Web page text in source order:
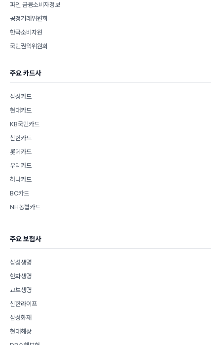
파인 금융소비자정보
공정거래위원회
한국소비자원
국민권익위원회
주요 카드사
삼성카드
현대카드
KB국민카드
신한카드
롯데카드
우리카드
하나카드
BC카드
NH농협카드
주요 보험사
삼성생명
한화생명
교보생명
신한라이프
삼성화재
현대해상